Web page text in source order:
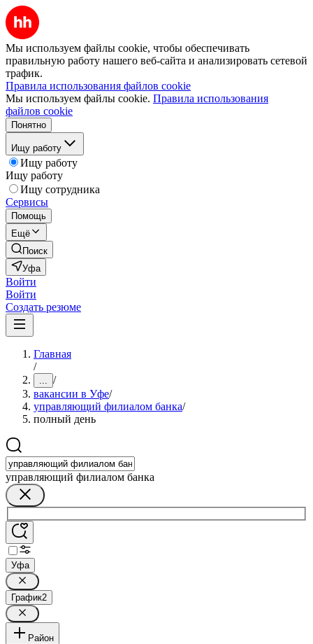
Мы используем файлы cookie, чтобы обеспечивать
правильную работу нашего веб-сайта и анализировать сетевой
трафик.
Правила использования файлов cookie
Мы используем файлы cookie. Правила использования
файлов cookie
Понятно
Ищу работу
Ищу работу
Ищу работу
Ищу сотрудника
Сервисы
Помощь
Ещё
Поиск
Уфа
Войти
Войти
Создать резюме
Главная
/
... /
вакансии в Уфе/
управляющий филиалом банка/
полный день
управляющий филиалом банка
Уфа
График2
Район